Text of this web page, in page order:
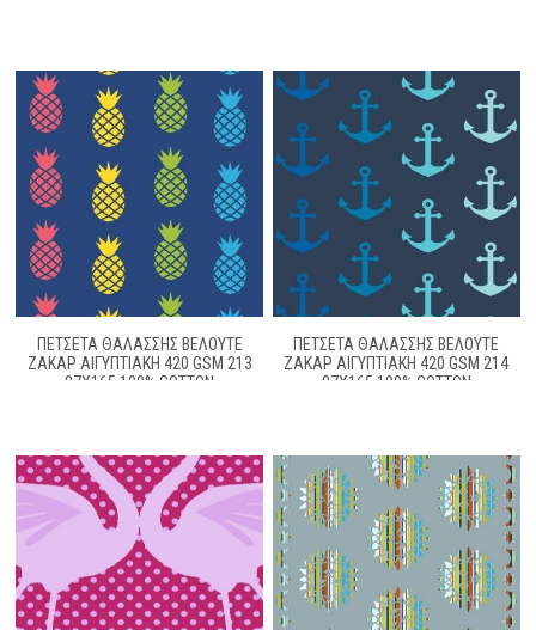
ΠΕΤΣΕΤΑ ΘΑΛΑΣΣΗΣ ΒΕΛΟΥΤΕ
ΖΑΚΆΡ ΑΙΓΥΠΤΙΑΚΉ 420 GSM 213
87X165 100% COTTON
ΠΕΤΣΕΤΑ ΘΑΛΑΣΣΗΣ ΒΕΛΟΥΤΕ
ΖΑΚΆΡ ΑΙΓΥΠΤΙΑΚΉ 420 GSM 214
87X165 100% COTTON